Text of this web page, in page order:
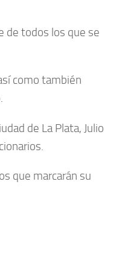
de todos los que se
como también
de La Plata, Julio
que marcarán su